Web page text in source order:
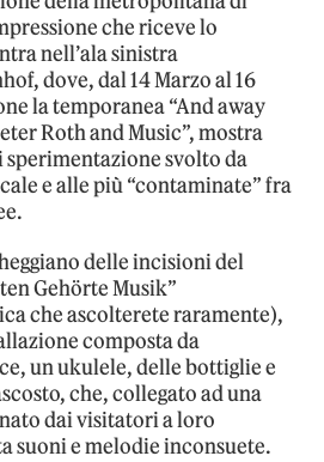
che riceve lo
nell’ala sinistra
dove, dal 14 Marzo al 16
la temporanea “And away
Roth and Music”, mostra
svolto da
e alle più “contaminate” fra
delle incisioni del
Gehörte Musik”
che ascolterete raramente),
composta da
un ukulele, delle bottiglie e
che, collegato ad una
dai visitatori a loro
suoni e melodie inconsuete.